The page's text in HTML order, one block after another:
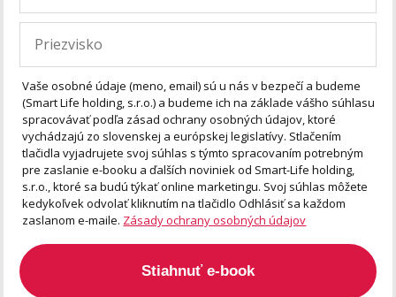
Vaše osobné údaje (meno, email) sú u nás v bezpečí a budeme
(Smart Life holding, s.r.o.) a budeme ich na základe vášho súhlasu
spracovávať podľa zásad ochrany osobných údajov, ktoré
vychádzajú zo slovenskej a európskej legislatívy. Stlačením
tlačidla vyjadrujete svoj súhlas s týmto spracovaním potrebným
pre zaslanie e-booku a ďalších noviniek od Smart-Life holding,
s.r.o., ktoré sa budú týkať online marketingu. Svoj súhlas môžete
kedykoľvek odvolať kliknutím na tlačidlo Odhlásiť sa každom
zaslanom e-maile. Zásady ochrany osobných údajov
Stiahnuť e-book